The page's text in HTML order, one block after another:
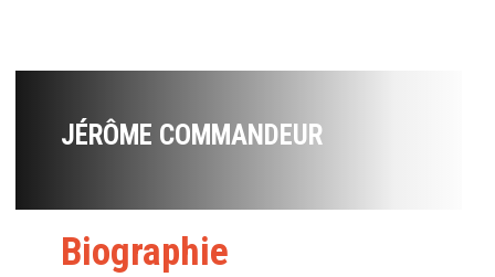
JÉRÔME COMMANDEUR
Biographie